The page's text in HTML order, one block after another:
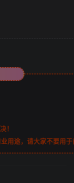
！
用途，请大家不要用于